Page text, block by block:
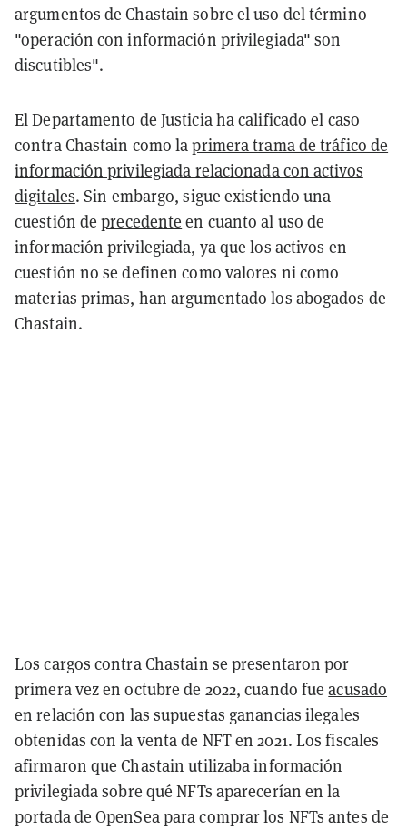
argumentos de Chastain sobre el uso del término
"operación con información privilegiada" son
discutibles".
El Departamento de Justicia ha calificado el caso
contra Chastain como laprimera trama de tráfico de
información privilegiada relacionada con activos
digitales. Sin embargo, sigue existiendo una
cuestión deprecedente en cuanto al uso de
información privilegiada, ya que los activos en
cuestión no se definen como valores ni como
materias primas, han argumentado los abogados de
Chastain.
Los cargos contra Chastain se presentaron por
primera vez en octubre de 2022, cuando fueacusado
en relación con las supuestas ganancias ilegales
obtenidas con la venta de NFT en 2021. Los fiscales
afirmaron que Chastain utilizaba información
privilegiada sobre qué NFTs aparecerían en la
portada de OpenSea para comprar los NFTs antes de